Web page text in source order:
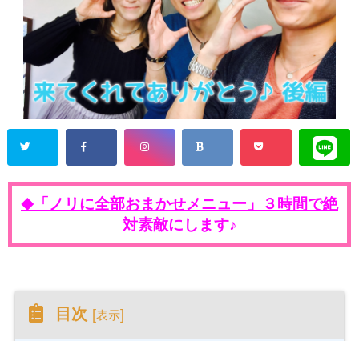
◆
「ノリに全部おまかせメニュー」３時間で絶
対素敵にします♪
目次 [表示]